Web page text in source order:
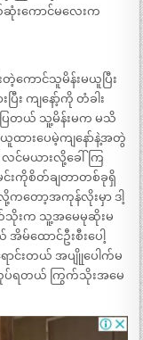
းကောင်မလေးက
ကောင်သူမိန်းမယူပြီး
း ကျနော့်ကို တံခါး
ြတယ် သူ့မိန်းမက မသိ
ားပေမဲ့ကျနော်နဲ့အတွဲ
င်မယားလို့ခေါ်ကြ
င်းကိုစိတ်ချတာတစ်ခုရှိ
ကတော့အကုန်လိုးမှာ ဒါ့
သိုးက သူ့အမေမုဆိုးမ
မ်ထောင်ဦးစီးပေါ့
ာင်းတယ် အပျိုုပေါက်မ
ပ်ရတယ် ကြွက်သိုးအမေ